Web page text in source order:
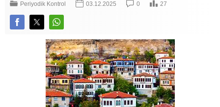
Periyodik Kontrol 03.12.2025 0 27